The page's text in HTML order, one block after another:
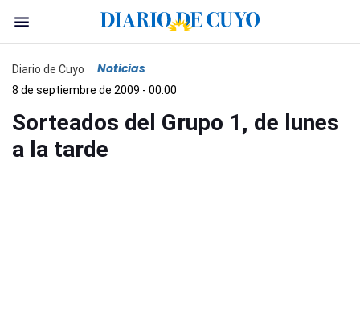
Diario de Cuyo Noticias
8 de septiembre de 2009 - 00:00
Sorteados del Grupo 1, de lunes
a la tarde